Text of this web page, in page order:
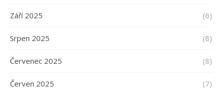
Září 2025 (6)
Srpen 2025 (8)
Červenec 2025 (8)
Červen 2025 (7)